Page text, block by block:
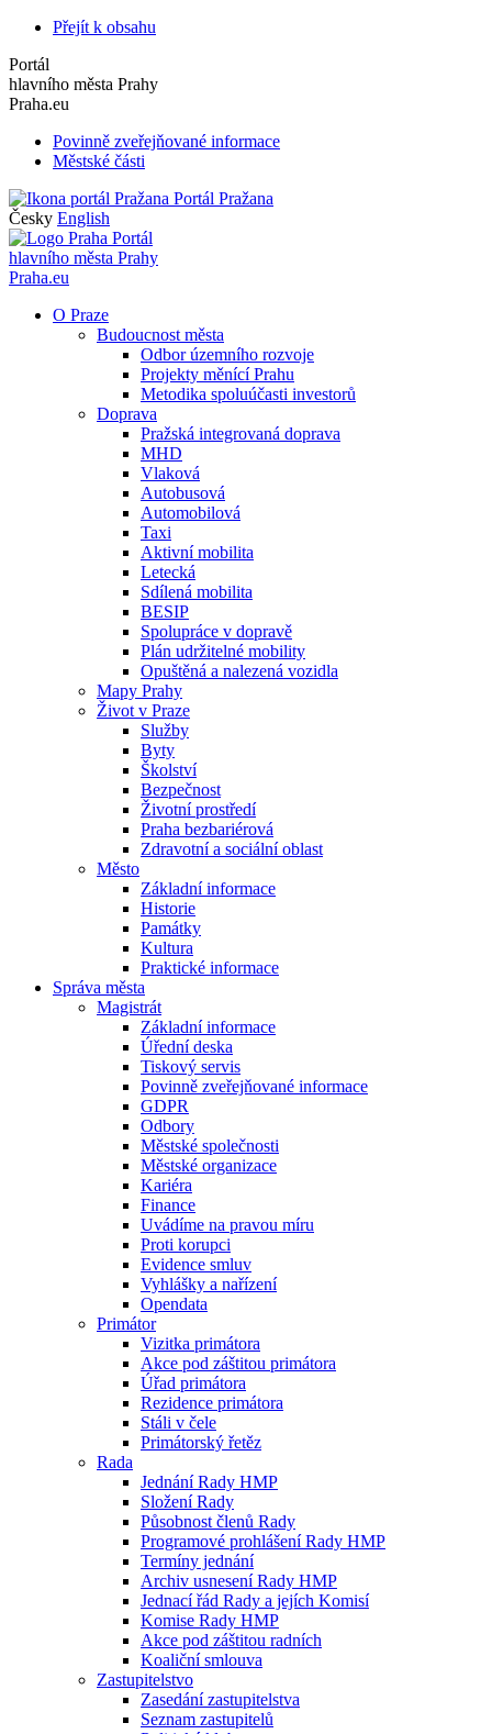
Přejít k obsahu
Portál
hlavního města Prahy
Praha.eu
Povinně zveřejňované informace
Městské části
Portál Pražana
Česky English
Portál
hlavního města Prahy
Praha.eu
O Praze
Budoucnost města
Odbor územního rozvoje
Projekty měnící Prahu
Metodika spoluúčasti investorů
Doprava
Pražská integrovaná doprava
MHD
Vlaková
Autobusová
Automobilová
Taxi
Aktivní mobilita
Letecká
Sdílená mobilita
BESIP
Spolupráce v dopravě
Plán udržitelné mobility
Opuštěná a nalezená vozidla
Mapy Prahy
Život v Praze
Služby
Byty
Školství
Bezpečnost
Životní prostředí
Praha bezbariérová
Zdravotní a sociální oblast
Město
Základní informace
Historie
Památky
Kultura
Praktické informace
Správa města
Magistrát
Základní informace
Úřední deska
Tiskový servis
Povinně zveřejňované informace
GDPR
Odbory
Městské společnosti
Městské organizace
Kariéra
Finance
Uvádíme na pravou míru
Proti korupci
Evidence smluv
Vyhlášky a nařízení
Opendata
Primátor
Vizitka primátora
Akce pod záštitou primátora
Úřad primátora
Rezidence primátora
Stáli v čele
Primátorský řetěz
Rada
Jednání Rady HMP
Složení Rady
Působnost členů Rady
Programové prohlášení Rady HMP
Termíny jednání
Archiv usnesení Rady HMP
Jednací řád Rady a jejích Komisí
Komise Rady HMP
Akce pod záštitou radních
Koaliční smlouva
Zastupitelstvo
Zasedání zastupitelstva
Seznam zastupitelů